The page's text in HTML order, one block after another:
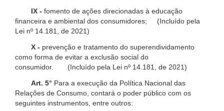
IX - fomento de ações direcionadas à educação
financeira e ambiental dos consumidores; (Incluído pela
Lei nº 14.181, de 2021)
X - prevenção e tratamento do superendividamento
como forma de evitar a exclusão social do
consumidor. (Incluído pela Lei nº 14.181, de 2021)
Art. 5° Para a execução da Política Nacional das
Relações de Consumo, contará o poder público com os
seguintes instrumentos, entre outros: